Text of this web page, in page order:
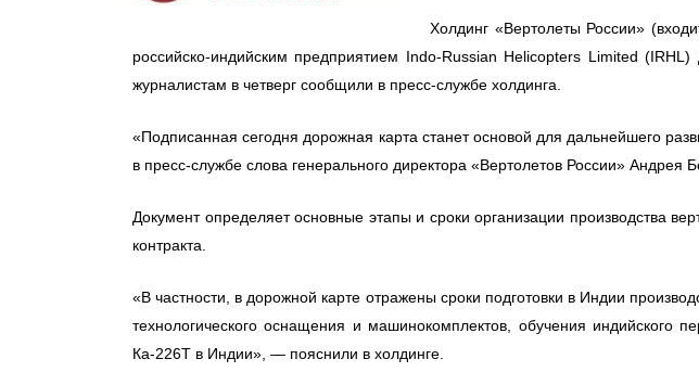
Холдинг «Вертолеты России»
российско-индийским предприятием Indo-Russian Helicopters Limited
журналистам в четверг сообщили в пресс-службе холдинга.
«Подписанная сегодня дорожная карта станет основой для дальнейшего
в пресс-службе слова генерального директора «Вертолетов России» Андрея
Документ определяет основные этапы и сроки организации производства
контракта.
«В частности, в дорожной карте отражены сроки подготовки в Индии
технологического оснащения и машинокомплектов, обучения индийского
Ка-226Т в Индии», — пояснили в холдинге.